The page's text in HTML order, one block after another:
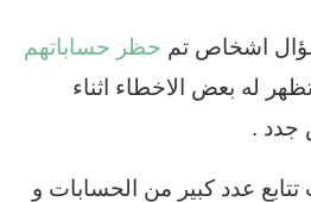
اشخاص تم حظر حساباتهم
له بعض الاخطاء اثناء
جدد .
عدد كبير من الحسابات و